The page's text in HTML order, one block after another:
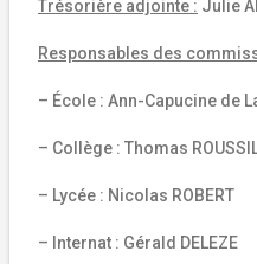
Trésorière adjointe : Julie
Responsables des
– École : Ann-Capucine de
– Collège : Thomas
– Lycée : Nicolas ROBERT
– Internat : Gérald DELEZE